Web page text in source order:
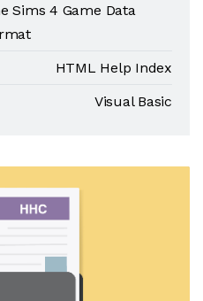
Sims 4 Game Data
HTML Help Index
Visual Basic